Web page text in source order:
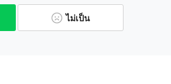
ไม่เป็น